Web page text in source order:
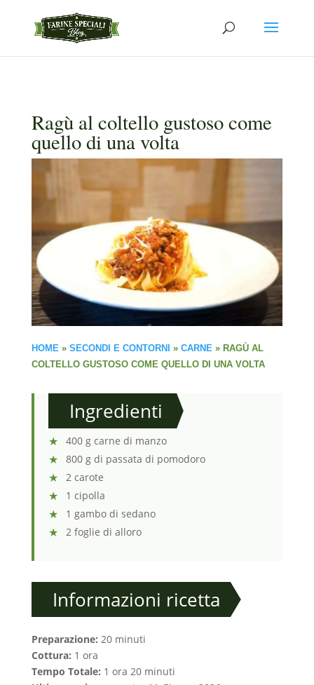
Ragù al coltello gustoso come
quello di una volta
HOME » SECONDI E CONTORNI » CARNE » RAGÙ AL
COLTELLO GUSTOSO COME QUELLO DI UNA VOLTA
Ingredienti
400 g carne di manzo
800 g di passata di pomodoro
2 carote
1 cipolla
1 gambo di sedano
2 foglie di alloro
Informazioni ricetta
Preparazione: 20 minuti
Cottura: 1 ora
Tempo Totale: 1 ora 20 minuti